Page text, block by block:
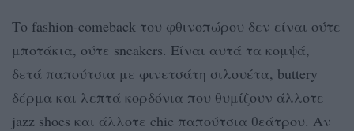
Το fashion-comeback του φθινοπώρου δεν είναι ούτε
μποτάκια, ούτε sneakers. Είναι αυτά τα κομψά,
δετά παπούτσια με φινετσάτη σιλουέτα, buttery
δέρμα και λεπτά κορδόνια που θυμίζουν άλλοτε
jazz shoes και άλλοτε chic παπούτσια θεάτρου. Αν